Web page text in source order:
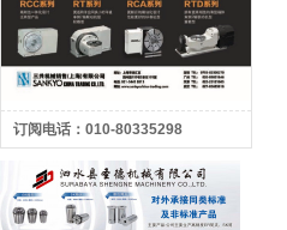
订阅电话：010-80335298